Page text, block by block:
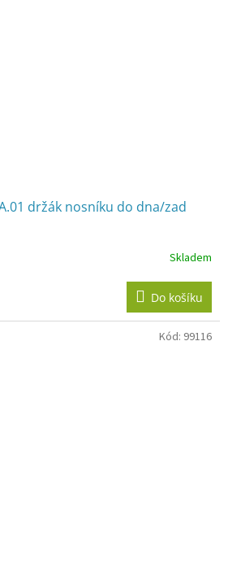
držák nosníku do dna/zad
Skladem
Do košíku
Kód: 99116